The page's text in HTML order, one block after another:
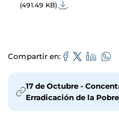
(491.49 KB)
Compartir en
17 de Octubre -
Erradicación de la